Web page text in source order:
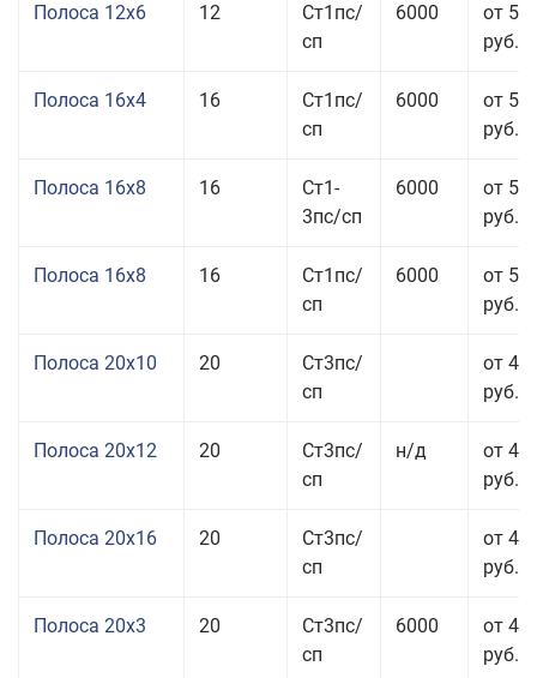
Полоса 12x6 12
Ст1пс/
сп
6000
от 53
руб.
Полоса 16x4 16
Ст1пс/
сп
6000
от 53
руб.
Полоса 16x8 16
Ст1-
3пс/сп
6000
от 55
руб.
Полоса 16x8 16
Ст1пс/
сп
6000
от 55
руб.
Полоса 20x10 20
Ст3пс/
сп
от 44
руб.
Полоса 20x12 20
Ст3пс/
сп
н/д
от 44
руб.
Полоса 20x16 20
Ст3пс/
сп
от 45
руб.
Полоса 20x3 20
Ст3пс/
сп
6000
от 45
руб.